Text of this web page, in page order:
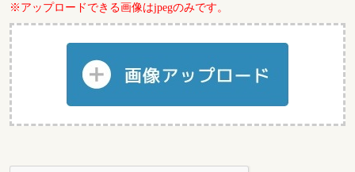
※アップロードできる画像はjpegのみです。